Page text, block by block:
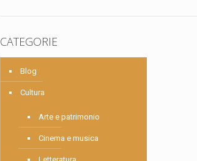
CATEGORIE
Blog
Cultura
Arte e patrimonio
Cinema e musica